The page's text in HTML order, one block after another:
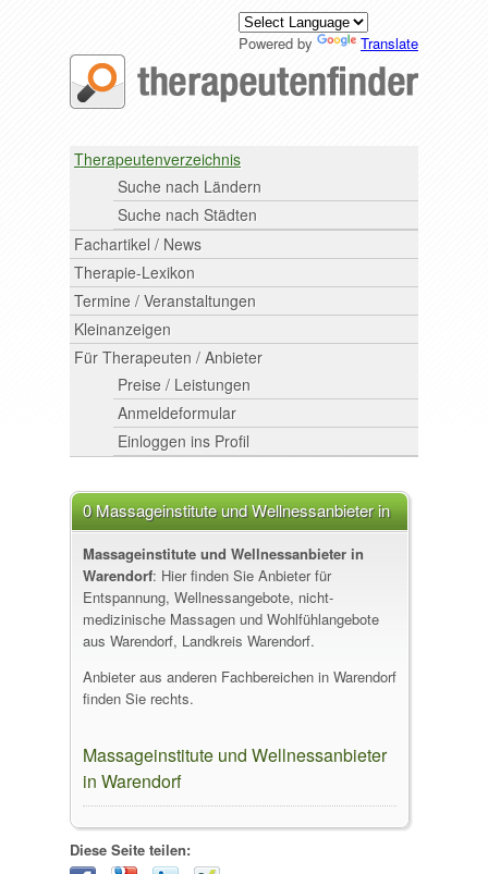
Powered by Translate
Therapeutenverzeichnis
Suche nach Ländern
Suche nach Städten
Fachartikel / News
Therapie-Lexikon
Termine / Veranstaltungen
Kleinanzeigen
Für Therapeuten / Anbieter
Preise / Leistungen
Anmeldeformular
Einloggen ins Profil
0 Massageinstitute und Wellnessanbieter in
Warendorf
Massageinstitute und Wellnessanbieter in
Warendorf: Hier finden Sie Anbieter für
Entspannung, Wellnessangebote, nicht-
medizinische Massagen und Wohlfühlangebote
aus Warendorf, Landkreis Warendorf.
Anbieter aus anderen Fachbereichen in Warendorf
finden Sie rechts.
Massageinstitute und Wellnessanbieter
in Warendorf
Diese Seite teilen: